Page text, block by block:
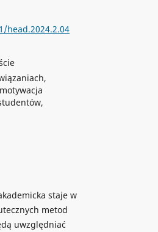
head.2024.2.04
staje w
metod
uwzględniać